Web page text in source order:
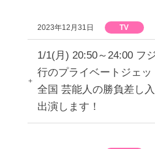
2023年12月31日 TV
1/1(月) 20:50～24:00 フ
行のプライベートジェ
全国 芸能人の勝負差し
出演します！